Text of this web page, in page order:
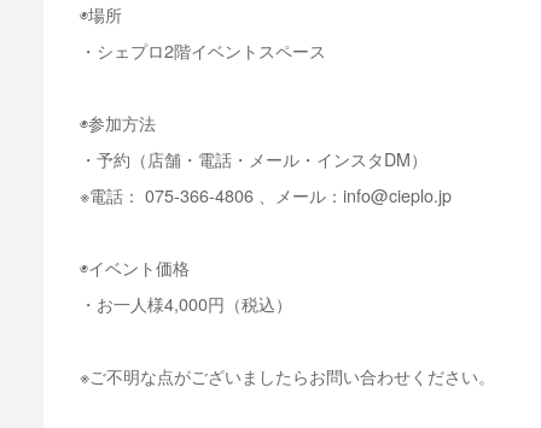
◉場所
・シェプロ2階イベントスペース
◉参加方法
・予約（店舗・電話・メール・インスタDM）
※電話： 075-366-4806 、メール：info@cieplo.jp
◉イベント価格
・お一人様4,000円（税込）
※ご不明な点がございましたらお問い合わせください。